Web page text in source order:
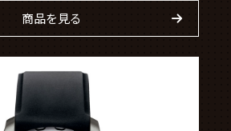
商品を見る